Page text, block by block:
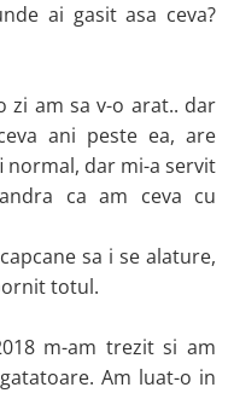
ai gasit asa ceva?
zi am sa v-o arat.. dar
ani peste ea, are
normal, dar mi-a servit
ca am ceva cu
sa i se alature,
totul.
m-am trezit si am
Am luat-o in